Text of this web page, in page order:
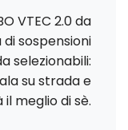
VTEC 2.0 da
sospensioni
selezionabili:
su strada e
il meglio di sè.